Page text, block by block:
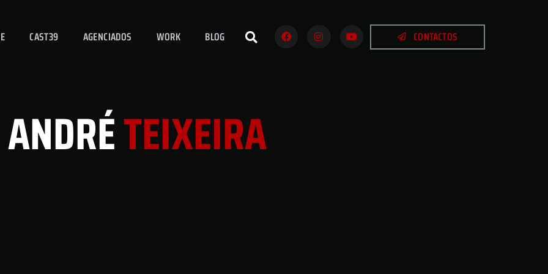
CAST39 AGENCIADOS WORK BLOG CONTACTOS
ANDRÉTEIXEIRA